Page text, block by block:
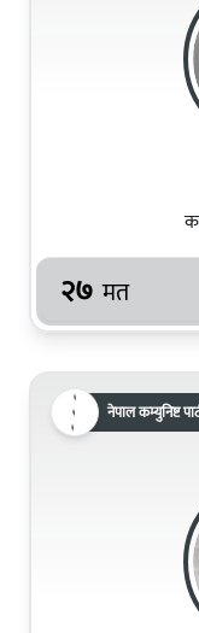
२७ मत
नेपाल कम्युनिष्ट